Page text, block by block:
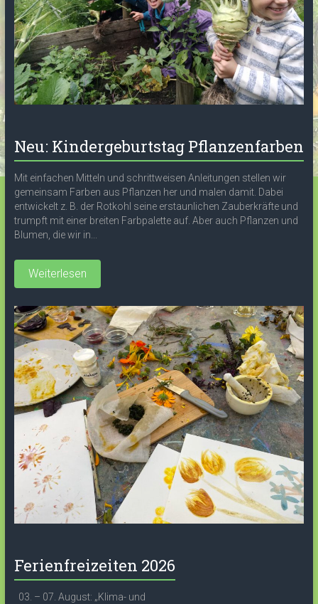
Neu: Kindergeburtstag Pflanzenfarben
Mit einfachen Mitteln und schrittweisen Anleitungen stellen wir
gemeinsam Farben aus Pflanzen her und malen damit. Dabei
entwickelt z. B. der Rotkohl seine erstaunlichen Zauberkräfte und
trumpft mit einer breiten Farbpalette auf. Aber auch Pflanzen und
Blumen, die wir in...
Weiterlesen
Ferienfreizeiten 2026
03. – 07. August: „Klima- und